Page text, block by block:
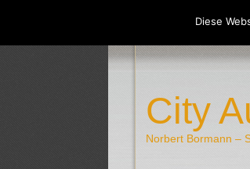
City
Norbert Bormann –
Diese